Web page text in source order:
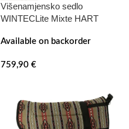
Višenamjensko sedlo
WINTECLite Mixte HART
Available on backorder
759,90 €